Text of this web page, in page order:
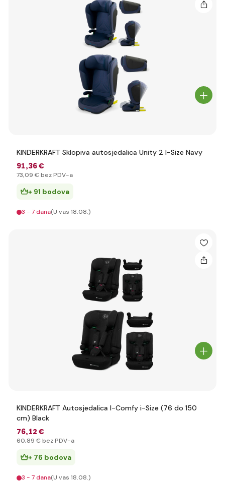
KINDERKRAFT Sklopiva autosjedalica Unity 2 I-Size Navy
91,36 €
73,09 € bez PDV-a
+ 91 bodova
3 - 7 dana(U vas 18.08.)
KINDERKRAFT Autosjedalica I-Comfy i-Size (76 do 150
cm) Black
76,12 €
60,89 € bez PDV-a
+ 76 bodova
3 - 7 dana(U vas 18.08.)